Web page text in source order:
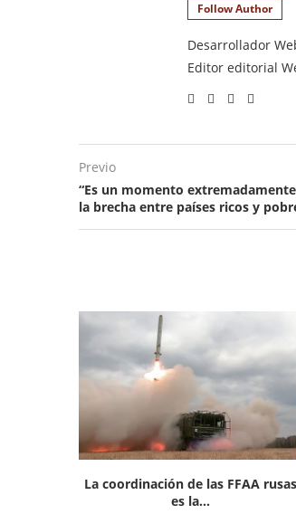
Follow Author
Desarrollador
Editor editorial
Previo
“Es un momento
la brecha entre países ricos y
La coordinación de las FFAA rusas
es la...